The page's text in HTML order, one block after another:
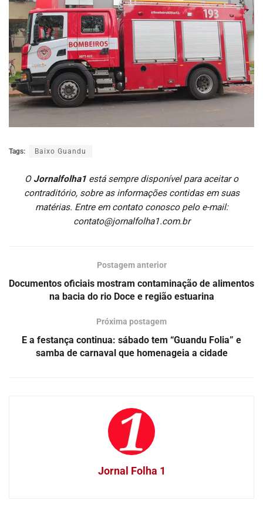
Tags: Baixo Guandu
O Jornalfolha1 está sempre disponível para aceitar o
contraditório, sobre as informações contidas em suas
matérias. Entre em contato conosco pelo e-mail:
contato@jornalfolha1.com.br
Postagem anterior
Documentos oficiais mostram contaminação de alimentos
na bacia do rio Doce e região estuarina
Próxima postagem
E a festança continua: sábado tem “Guandu Folia” e
samba de carnaval que homenageia a cidade
Jornal Folha 1